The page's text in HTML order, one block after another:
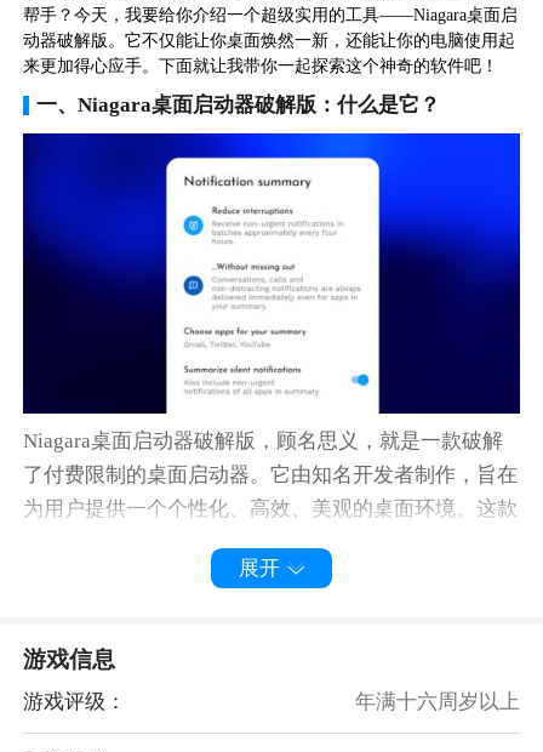
帮手？今天，我要给你介绍一个超级实用的工具——Niagara桌面启
动器破解版。它不仅能让你桌面焕然一新，还能让你的电脑使用起
来更加得心应手。下面就让我带你一起探索这个神奇的软件吧！
一、Niagara桌面启动器破解版：什么是它？
Niagara桌面启动器破解版，顾名思义，就是一款破解
了付费限制的桌面启动器。它由知名开发者制作，旨在
为用户提供一个个性化、高效、美观的桌面环境。这款
软件支持Windows系统，并且拥有丰富的功能和自定义
展开
游戏信息
游戏评级： 年满十六周岁以上